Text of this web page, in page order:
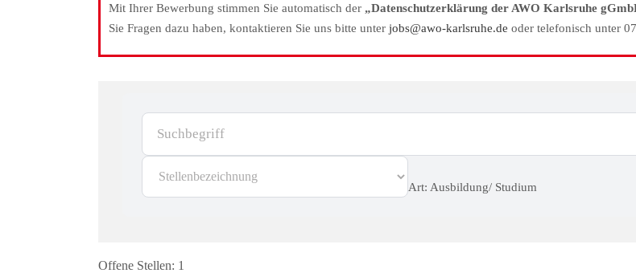
Mit Ihrer Bewerbung stimmen Sie automatisch der „Datenschutzerklärung der AWO Karlsruhe
Sie Fragen dazu haben, kontaktieren Sie uns bitte unter jobs@awo-karlsruhe.de oder telefonisch unter
Suchbegriff
Art: Ausbildung/ Studium
Offene Stellen: 1